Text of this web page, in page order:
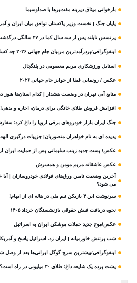
بازخوانی میثاق دیرینه مفت‌برها با صداوسیما
پایان جنگ | نخست وزیر پاکستان توافق میان ایران و
پرنسس تایلند پس از سه سال کما در ۴۷ سالگی درگذشت!
اینفوگرافی/پردرآمدترین مربیان جام جهانی ۲۰۲۶ چه کسانی هستند؟
استایل ورزشکاری مریم معصومی در پلنگچال
عکس / رونمایی فیفا از جوایز جام جهانی ۲۰۲۶
منابع آبی تهران در وضعیت هشدار | کدام استان‌ها هنوز
افزایش فروش طلای خانگی برای درمان، اجاره و بدهی!
جنگ ایران بازار خودروهای برقی اروپا را داغ کرد؛ سفارشات رنو ۵۰ درصد
پدیده ای به نام خواهران منصوریان| جزییات درگیری
عکس/ پست جدید زینب سلیمانی پس از حمایت ایران از
عکس عاشقانه مریم مومن و همسرش
آخرین وضعیت تامین ورق‌های فولادی خودروسازان | آیا
می شود؟
سرنوشت این ۴ بازیکن تیم ملی در هاله ای از ابهام!
نحوه دریافت فیش حقوقی بازنشستگان خرداد ۱۴۰۵
عکس/موج جدید حملات موشکی ایران به اسرائیل
شب پرتنش خاورمیانه | ایران زد، اسرائیل پاسخ و
اینفوگرافی/بیشترین سرچ گوگل ایرانی‌ها بعد از وصل
پشت پرده یک شایعه داغ؛ طلای ۳۰ میلیونی در راه است؟